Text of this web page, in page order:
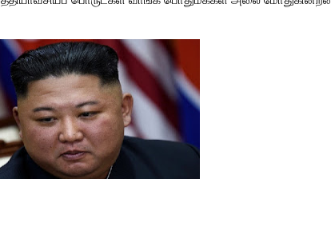
நிலையில் இலங்கைத் தமிழ் குடும்பம்!! நடந்தது என்ன
: ரஜினிக்காக இலங்கை பாடலாசிரியர் வெளியிட்ட...
உயிரிழப்பு - கொதித்தெழுந்த பிரதேசவாசிகள்!
கூடிய இடங்கள்...